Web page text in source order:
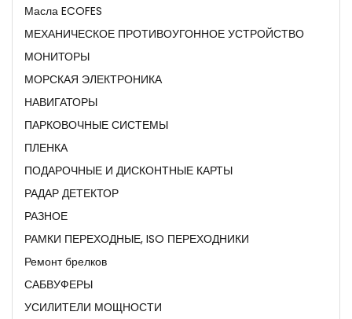
Масла ECOFES
МЕХАНИЧЕСКОЕ ПРОТИВОУГОННОЕ УСТРОЙСТВО
МОНИТОРЫ
МОРСКАЯ ЭЛЕКТРОНИКА
НАВИГАТОРЫ
ПАРКОВОЧНЫЕ СИСТЕМЫ
ПЛЕНКА
ПОДАРОЧНЫЕ И ДИСКОНТНЫЕ КАРТЫ
РАДАР ДЕТЕКТОР
РАЗНОЕ
РАМКИ ПЕРЕХОДНЫЕ, ISO ПЕРЕХОДНИКИ
Ремонт брелков
САБВУФЕРЫ
УСИЛИТЕЛИ МОЩНОСТИ